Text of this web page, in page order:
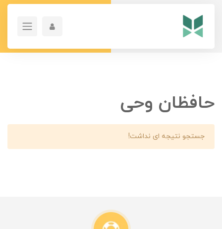
حافظان وحی
جستجو نتیجه ای نداشت!